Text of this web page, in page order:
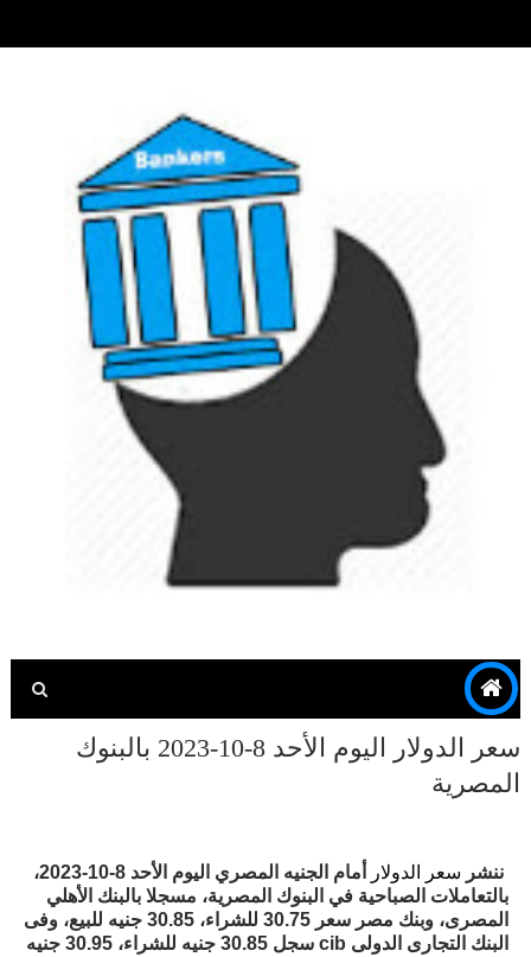
سعر الدولار اليوم الأحد 8-10-2023 بالبنوك
المصرية
ننشر سعر الدولار
أمام الجنيه المصري اليوم الأحد 8-10-2023،
بالتعاملات الصباحية في البنوك المصرية، مسجلا بالبنك الأهلي
المصرى، وبنك مصر سعر 30.75 للشراء، 30.85 جنيه للبيع، وفى
البنك التجارى الدولى cib سجل 30.85 جنيه للشراء، 30.95 جنيه